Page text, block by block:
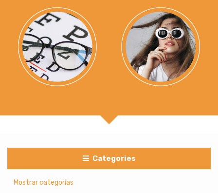
Categories
Mostrar categorías